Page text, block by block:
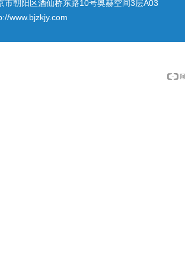
市朝阳区酒仙桥东路10号奥赫空间3层A03
www.bjzkjy.com